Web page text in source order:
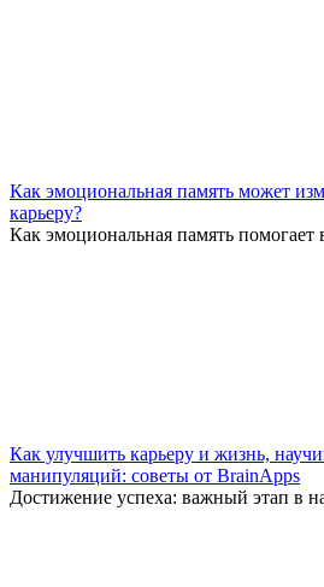
Как эмоциональная память может
карьеру?
Как эмоциональная память
Как улучшить карьеру и жизнь,
манипуляций: советы от BrainApps
Достижение успеха: важный этап в